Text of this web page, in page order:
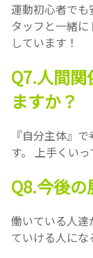
運動初心者で
タッフと一緒
しています！
Q7.人間
ますか？
『自分主体』
す。 上手くい
Q8.今後
働いている人
ていける人にな